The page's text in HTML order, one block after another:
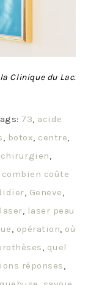
Clinique du Lac.
73, acide
, botox, centre,
chirurgien,
combien coûte
, Geneve,
laser, laser peau
, opération, où
, quel
réponses,